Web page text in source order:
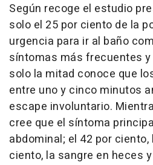
Según recoge el estudio
solo el 25 por ciento de la
urgencia para ir al baño
síntomas más frecuentes
solo la mitad conoce que
entre uno y cinco minutos
escape involuntario.
cree que el síntoma
abdominal; el 42 por
ciento, la sangre en heces